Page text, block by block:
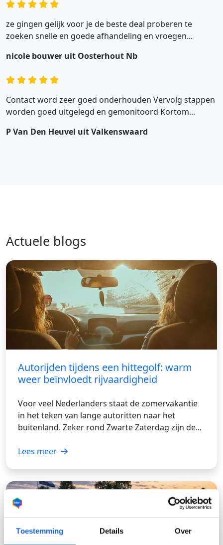
Toestemming Details Over
ze gingen gelijk voor je de beste deal proberen te
zoeken snelle en goede afhandeling en vroegen...
nicole bouwer uit Oosterhout Nb
Contact word zeer goed onderhouden Vervolg stappen
worden goed uitgelegd en gemonitoord Kortom...
P Van Den Heuvel uit Valkenswaard
Actuele blogs
Autorijden tijdens een hittegolf: warm
weer beïnvloedt rijvaardigheid
Voor veel Nederlanders staat de zomervakantie
in het teken van lange autoritten naar het
buitenland. Zeker rond Zwarte Zaterdag zijn de...
Lees meer